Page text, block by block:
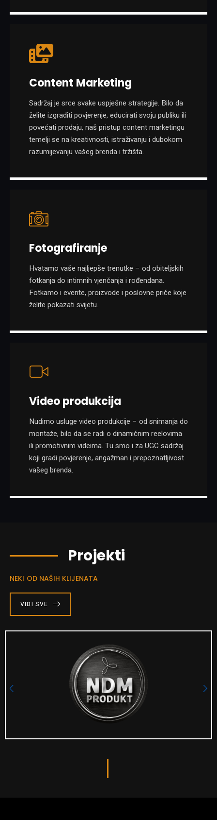
Content Marketing
Sadržaj je srce svake uspješne strategije. Bilo da
želite izgraditi povjerenje, educirati svoju publiku ili
povećati prodaju, naš pristup content marketingu
temelji se na kreativnosti, istraživanju i dubokom
razumijevanju vašeg brenda i tržišta.
Fotografiranje
Hvatamo vaše najljepše trenutke – od obiteljskih
fotkanja do intimnih vjenčanja i rođendana.
Fotkamo i evente, proizvode i poslovne priče koje
želite pokazati svijetu.
Video produkcija
Nudimo usluge video produkcije – od snimanja do
montaže, bilo da se radi o dinamičnim reelovima
ili promotivnim videima. Tu smo i za UGC sadržaj
koji gradi povjerenje, angažman i prepoznatljivost
vašeg brenda.
Projekti
NEKI OD NAŠIH KLIJENATA
VIDI SVE